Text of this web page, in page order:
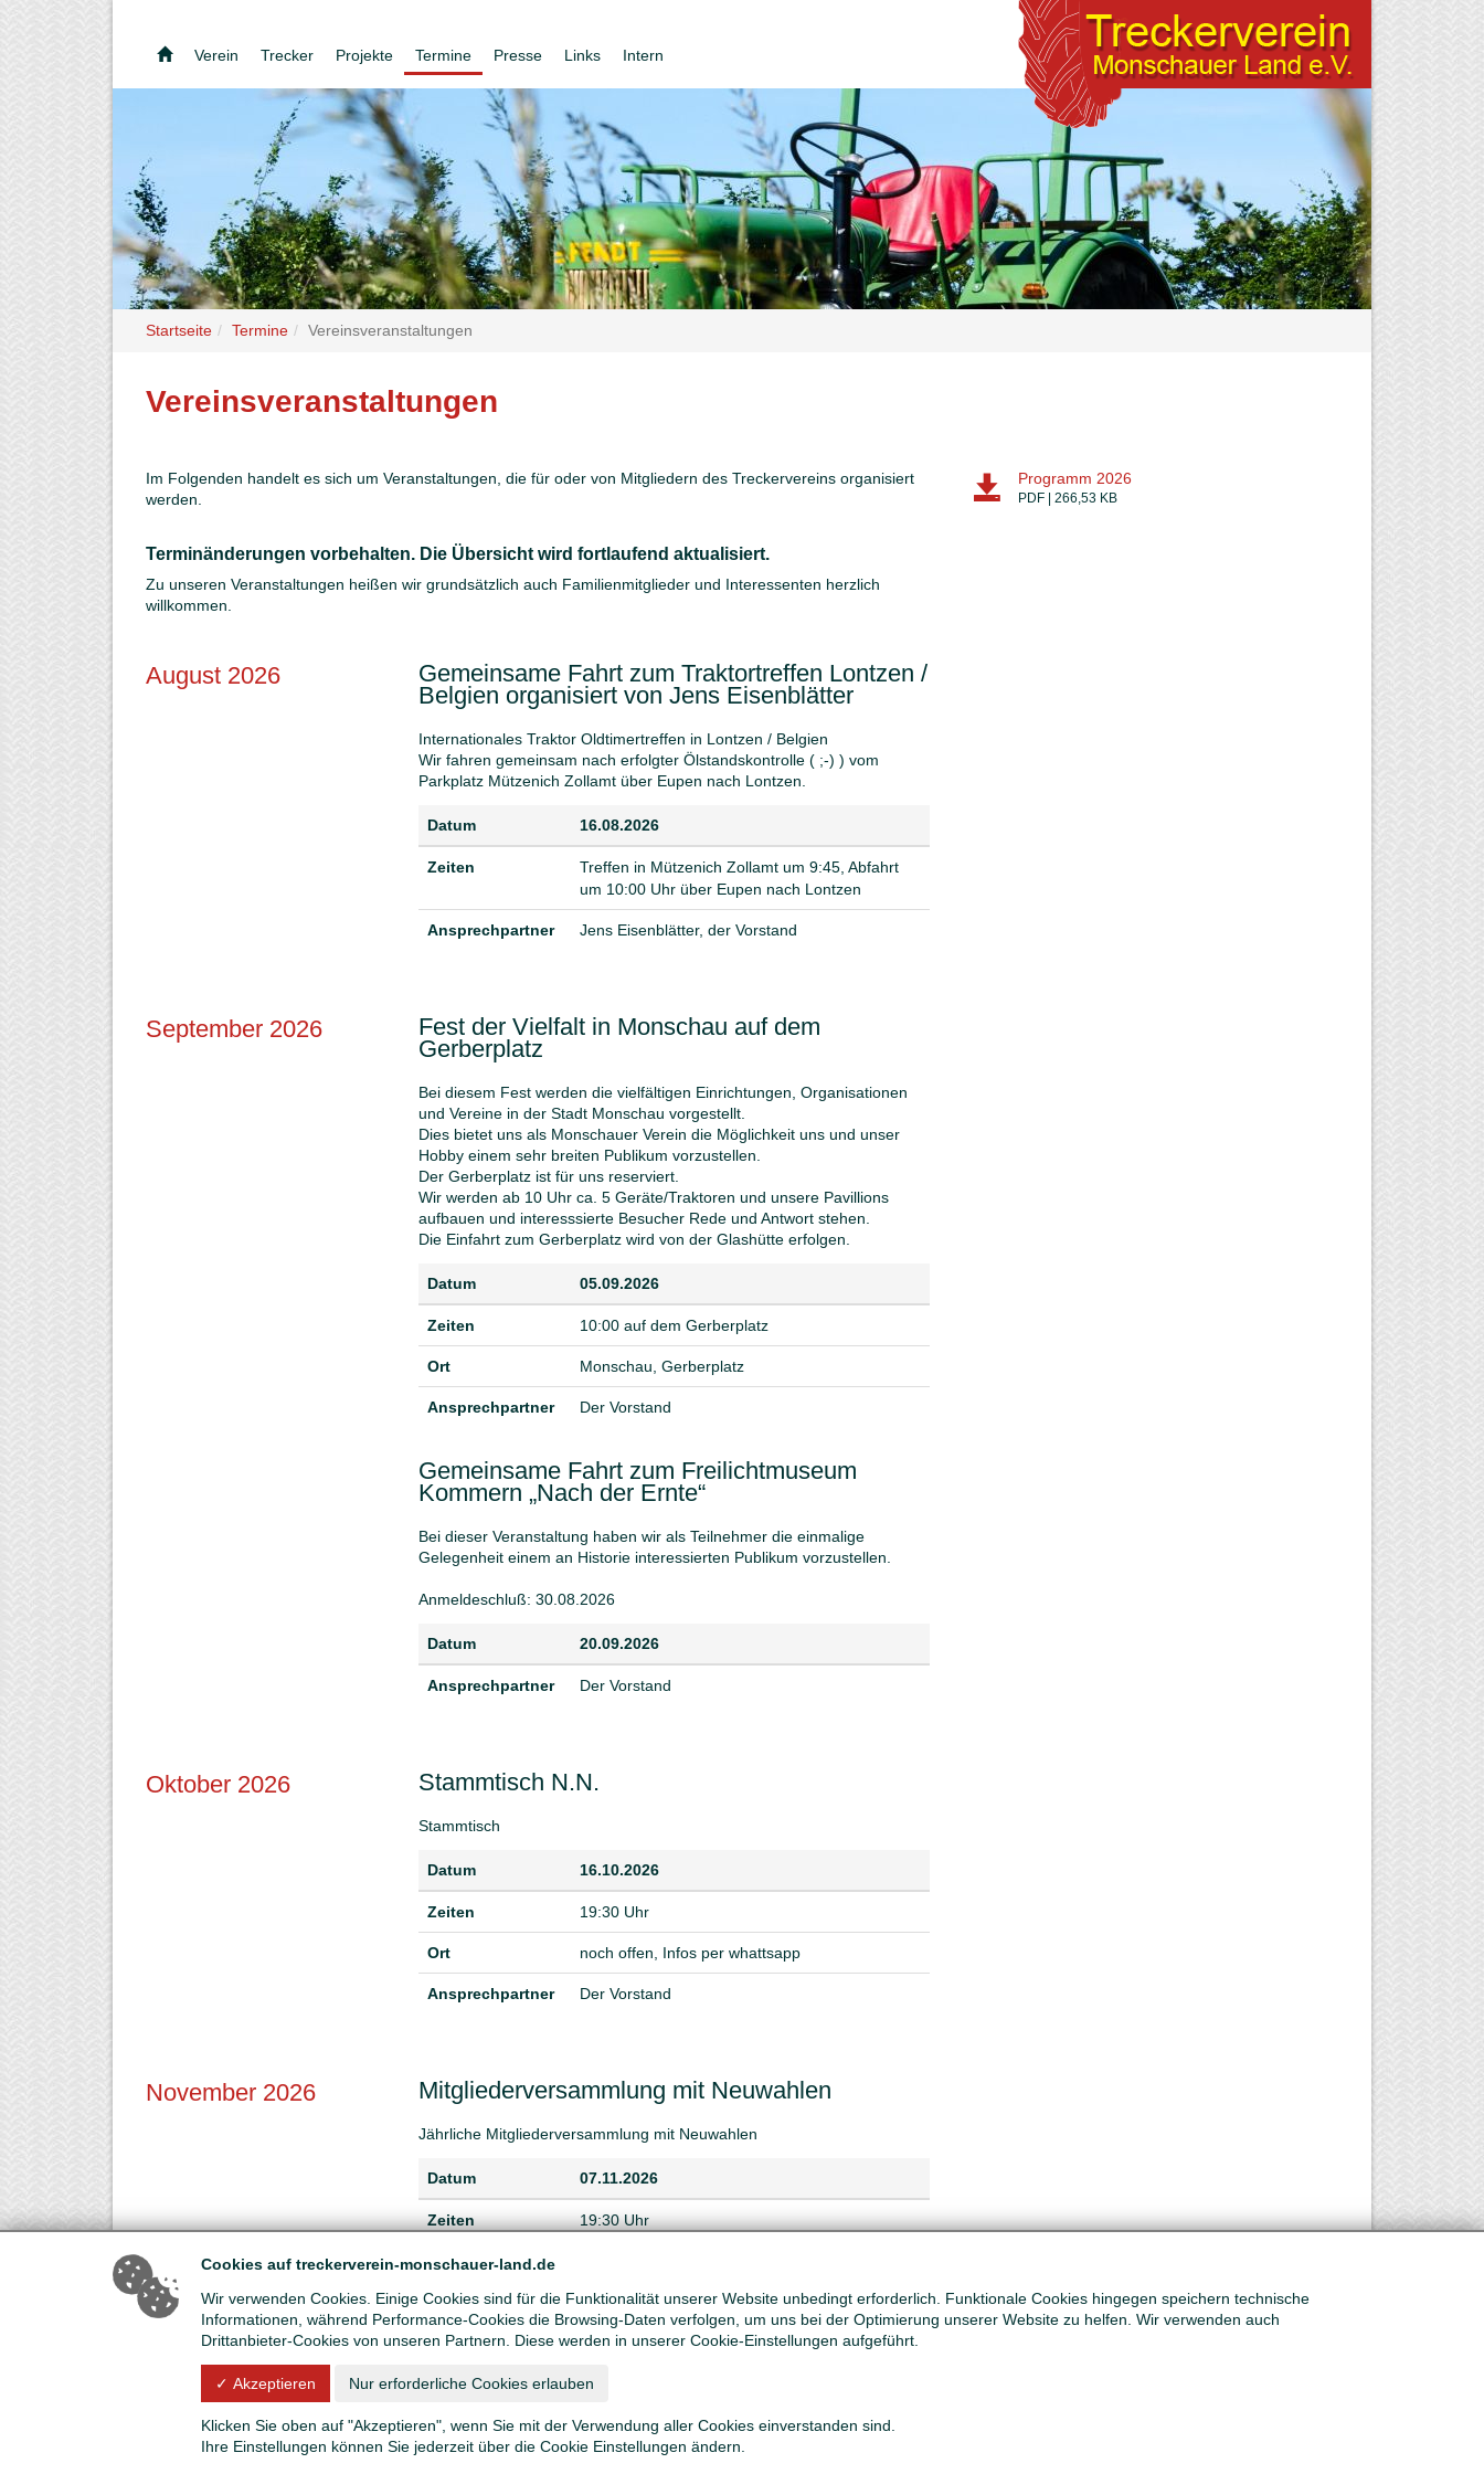
Verein Trecker Projekte Termine Presse Links Intern
Startseite Termine Vereinsveranstaltungen
Vereinsveranstaltungen
Im Folgenden handelt es sich um Veranstaltungen, die für oder von Mitgliedern des Treckervereins organisiert
werden.
Terminänderungen vorbehalten. Die Übersicht wird fortlaufend aktualisiert.
Zu unseren Veranstaltungen heißen wir grundsätzlich auch Familienmitglieder und Interessenten herzlich
willkommen.
August 2026
Gemeinsame Fahrt zum Traktortreffen Lontzen /
Belgien organisiert von Jens Eisenblätter
Internationales Traktor Oldtimertreffen in Lontzen / Belgien
Wir fahren gemeinsam nach erfolgter Ölstandskontrolle ( ;-) ) vom
Parkplatz Mützenich Zollamt über Eupen nach Lontzen.
Datum 16.08.2026
Zeiten
Treffen in Mützenich Zollamt um 9:45, Abfahrt
um 10:00 Uhr über Eupen nach Lontzen
Ansprechpartner Jens Eisenblätter, der Vorstand
September 2026
Fest der Vielfalt in Monschau auf dem
Gerberplatz
Bei diesem Fest werden die vielfältigen Einrichtungen, Organisationen
und Vereine in der Stadt Monschau vorgestellt.
Dies bietet uns als Monschauer Verein die Möglichkeit uns und unser
Hobby einem sehr breiten Publikum vorzustellen.
Der Gerberplatz ist für uns reserviert.
Wir werden ab 10 Uhr ca. 5 Geräte/Traktoren und unsere Pavillions
aufbauen und interesssierte Besucher Rede und Antwort stehen.
Die Einfahrt zum Gerberplatz wird von der Glashütte erfolgen.
Datum 05.09.2026
Zeiten 10:00 auf dem Gerberplatz
Ort Monschau, Gerberplatz
Ansprechpartner Der Vorstand
Gemeinsame Fahrt zum Freilichtmuseum
Kommern „Nach der Ernte“
Bei dieser Veranstaltung haben wir als Teilnehmer die einmalige
Gelegenheit einem an Historie interessierten Publikum vorzustellen.
Anmeldeschluß: 30.08.2026
Datum 20.09.2026
Ansprechpartner Der Vorstand
Oktober 2026 Stammtisch N.N.
Stammtisch
Datum 16.10.2026
Zeiten 19:30 Uhr
Ort noch offen, Infos per whattsapp
Ansprechpartner Der Vorstand
November 2026 Mitgliederversammlung mit Neuwahlen
Jährliche Mitgliederversammlung mit Neuwahlen
Datum 07.11.2026
Zeiten 19:30 Uhr
Ort
Themen
Berichte aus der Vorstandsarbeit, Anträge,
Neuwahlen, Verschiedenes
Programm 2026
PDF | 266,53 KB
Cookies auf treckerverein-monschauer-land.de
Wir verwenden Cookies. Einige Cookies sind für die Funktionalität unserer Website unbedingt erforderlich. Funktionale Cookies hingegen speichern technische
Informationen, während Performance-Cookies die Browsing-Daten verfolgen, um uns bei der Optimierung unserer Website zu helfen. Wir verwenden auch
Drittanbieter-Cookies von unseren Partnern. Diese werden in unserer Cookie-Einstellungen aufgeführt.
✓ Akzeptieren Nur erforderliche Cookies erlauben
Klicken Sie oben auf "Akzeptieren", wenn Sie mit der Verwendung aller Cookies einverstanden sind.
Ihre Einstellungen können Sie jederzeit über die Cookie Einstellungen ändern.